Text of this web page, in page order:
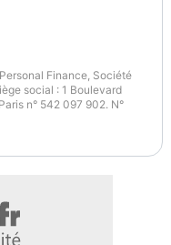
Finance, Société
social : 1 Boulevard
n° 542 097 902. N°